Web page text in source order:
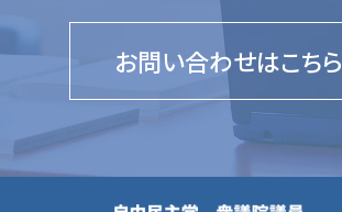
お問い合わせはこちら